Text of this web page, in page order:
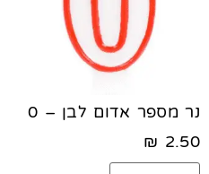
נר מספר אדום לבן – 0
2.50
₪